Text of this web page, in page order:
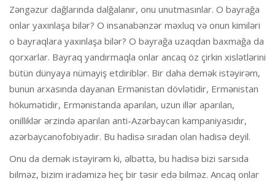
Zəngəzur dağlarında dalğalanır, onu unutmasınlar. O bayrağa
onlar yaxınlaşa bilər? O insanabənzər məxluq və onun kimiləri
o bayraqlara yaxınlaşa bilər? O bayrağa uzaqdan baxmağa da
qorxarlar. Bayraq yandırmaqla onlar ancaq öz çirkin xislətlərini
bütün dünyaya nümayiş etdiriblər. Bir daha demək istəyirəm,
bunun arxasında dayanan Ermənistan dövlətidir, Ermənistan
hökumətidir, Ermənistanda aparılan, uzun illər aparılan,
onilliklər ərzində aparılan anti-Azərbaycan kampaniyasıdır,
azərbaycanofobiyadır. Bu hadisə sıradan olan hadisə deyil.
Onu da demək istəyirəm ki, əlbəttə, bu hadisə bizi sarsıda
bilməz, bizim iradəmizə heç bir təsir edə bilməz. Ancaq onlar